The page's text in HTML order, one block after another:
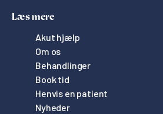
Læs mere
Akut hjælp
Om os
Behandlinger
Book tid
Henvis en patient
Nyheder